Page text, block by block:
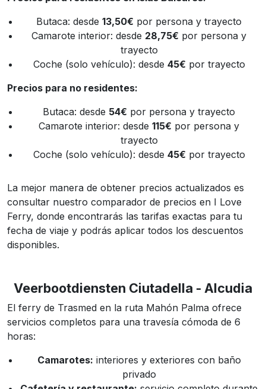
Butaca: desde 13,50€ por persona y trayecto
Camarote interior: desde 28,75€ por persona y
trayecto
Coche (solo vehículo): desde 45€ por trayecto
Precios para no residentes:
Butaca: desde 54€ por persona y trayecto
Camarote interior: desde 115€ por persona y
trayecto
Coche (solo vehículo): desde 45€ por trayecto
La mejor manera de obtener precios actualizados es
consultar nuestro comparador de precios en I Love
Ferry, donde encontrarás las tarifas exactas para tu
fecha de viaje y podrás aplicar todos los descuentos
disponibles.
Veerbootdiensten Ciutadella - Alcudia
El ferry de Trasmed en la ruta Mahón Palma ofrece
servicios completos para una travesía cómoda de 6
horas:
Camarotes: interiores y exteriores con baño
privado